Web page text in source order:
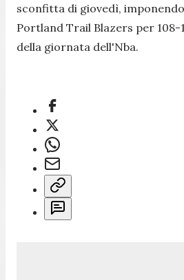
sconfitta di giovedì,
Portland Trail Blazers per 108-
della giornata dell'Nba.